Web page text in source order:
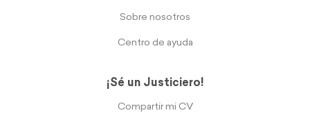
Sobre nosotros
Centro de ayuda
¡Sé un Justiciero!
Compartir mi CV